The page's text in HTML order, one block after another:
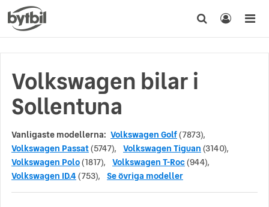
Volkswagen bilar i
Sollentuna
Vanligaste modellerna: Volkswagen Golf(7873),
Volkswagen Passat(5747), Volkswagen Tiguan (3140),
Volkswagen Polo(1817), Volkswagen T-Roc(944),
Volkswagen ID.4 (753), Se övriga modeller